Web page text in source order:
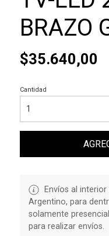
BRAZO
$35.640,00
Cantidad
Envíos al
Argentino, para
solamente
para realizar envíos.